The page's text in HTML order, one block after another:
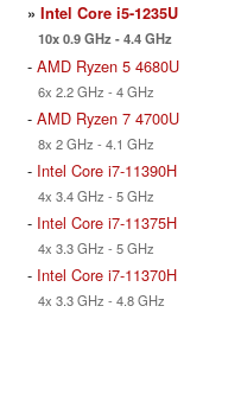
» Intel Core i5-1235U
10x 0.9 GHz - 4.4 GHz
- AMD Ryzen 5 4680U
6x 2.2 GHz - 4 GHz
- AMD Ryzen 7 4700U
8x 2 GHz - 4.1 GHz
- Intel Core i7-11390H
4x 3.4 GHz - 5 GHz
- Intel Core i7-11375H
4x 3.3 GHz - 5 GHz
- Intel Core i7-11370H
4x 3.3 GHz - 4.8 GHz